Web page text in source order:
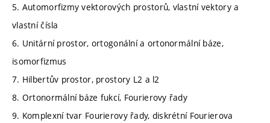
5. Automorfizmy vektorových prostorů, vlastní vektory a
vlastní čísla
6. Unitární prostor, ortogonální a ortonormální báze,
isomorfizmus
7. Hilbertův prostor, prostory L2 a l2
8. Ortonormální báze fukcí, Fourierovy řady
9. Komplexní tvar Fourierovy řady, diskrétní Fourierova